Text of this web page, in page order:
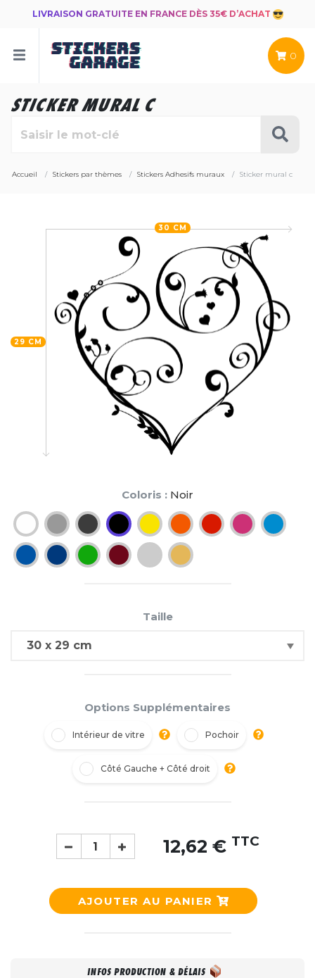
LIVRAISON GRATUITE EN FRANCE DÈS 35€ D’ACHAT
0
STICKER MURAL C
Accueil Stickers par thèmes Stickers Adhesifs muraux Sticker mural c
29 CM
30 CM
Coloris : Noir
Taille
Options Supplémentaires
Intérieur de vitre Pochoir
Côté Gauche + Côté droit
12,62 € TTC
AJOUTER AU PANIER
INFOS PRODUCTION & DÉLAIS